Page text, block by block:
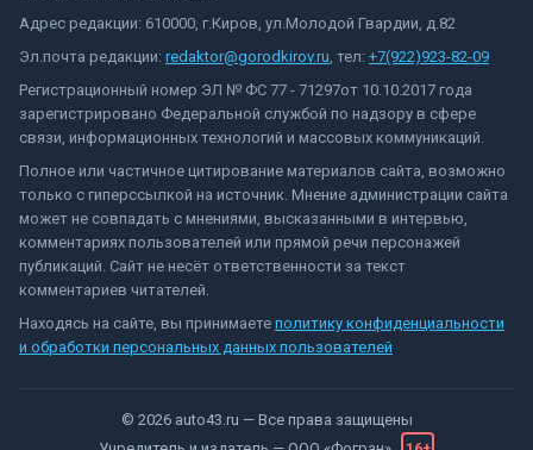
Адрес редакции: 610000, г.Киров, ул.Молодой Гвардии, д.82
Эл.почта редакции: redaktor@gorodkirov.ru, тел: +7(922)923-82-09
Регистрационный номер ЭЛ № ФС 77 - 71297от 10.10.2017 года
зарегистрировано Федеральной службой по надзору в сфере
связи, информационных технологий и массовых коммуникаций.
Полное или частичное цитирование материалов сайта, возможно
только с гиперссылкой на источник. Мнение администрации сайта
может не совпадать с мнениями, высказанными в интервью,
комментариях пользователей или прямой речи персонажей
публикаций. Сайт не несёт ответственности за текст
комментариев читателей.
Находясь на сайте, вы принимаете политику конфиденциальности
и обработки персональных данных пользователей
© 2026 auto43.ru — Все права защищены